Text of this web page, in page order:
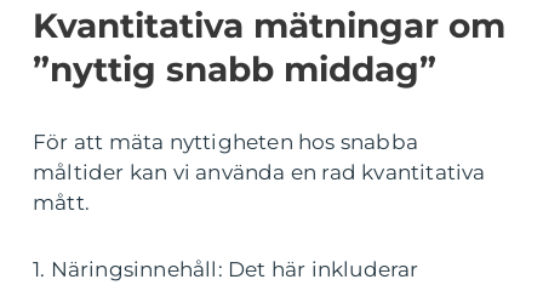
Kvantitativa mätningar om
”nyttig snabb middag”
För att mäta nyttigheten hos snabba
måltider kan vi använda en rad kvantitativa
mått.
1. Näringsinnehåll: Det här inkluderar